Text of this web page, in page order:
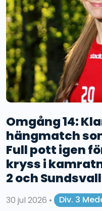
Omgång 14:
hängmatch
Full pott igen
kryss i
2 och Sundsvall
30 jul 2026 •
Div. 3